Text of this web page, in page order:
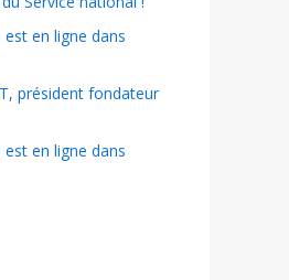
en ligne dans
président fondateur
en ligne dans